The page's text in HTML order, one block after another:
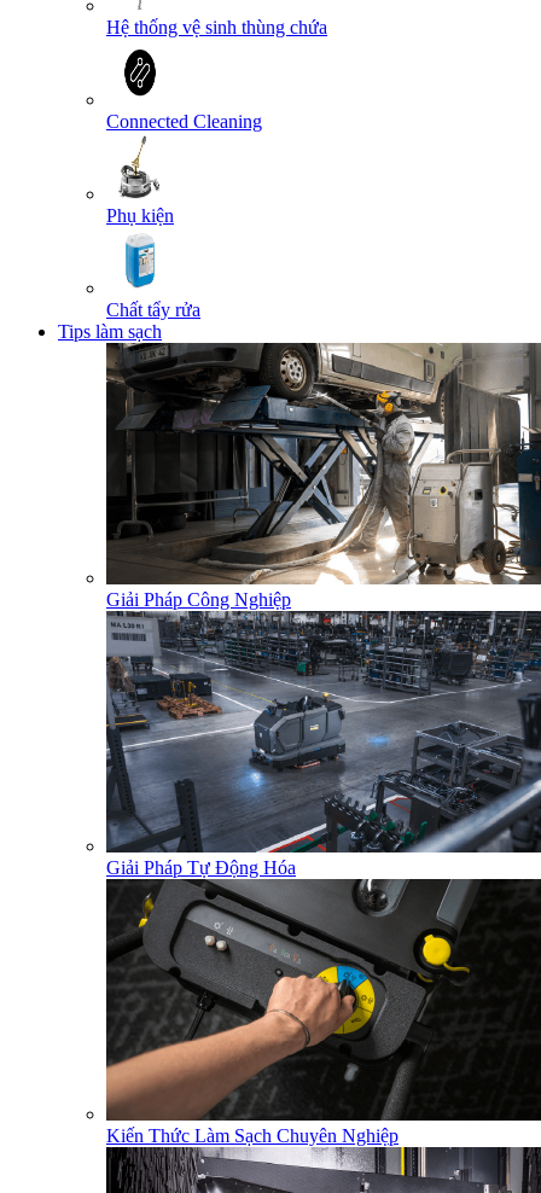
Hệ thống vệ sinh thùng chứa
Connected Cleaning
Phụ kiện
Chất tẩy rửa
Tips làm sạch
Giải Pháp Công Nghiệp
Giải Pháp Tự Động Hóa
Kiến Thức Làm Sạch Chuyên Nghiệp